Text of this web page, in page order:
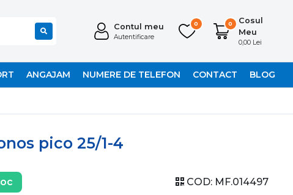
Contul meu
Autentificare
0 0
Cosul
Meu
0,00 Lei
ANGAJAM NUMERE DE TELEFON CONTACT BLOG
pico 25/1-4
COD: MF.014497